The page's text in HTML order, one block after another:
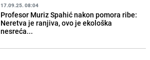
17.09.25. 08:04
Profesor Muriz Spahić nakon pomora ribe:
Neretva je ranjiva, ovo je ekološka
nesreća...